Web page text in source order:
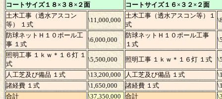
コートサイズ１８×３８×２面
コートサイズ１６×３２×２面
土木工事（透水アスコン
等） １式
\11,000,000
土木工事（透水アスコン等）１
式
防球ネットＨ１０ポール工
事 １式
\6,000,000
防球ネットＨ１０ポール工事
１式
照明工事 １ｋｗ＊１６灯 １
式
\5,500,000 照明工事 １ｋｗ＊１６灯 １式
人工芝及び備品 １式 \13,200,000 人工芝及び備品 １式
諸経費 １式
\1,650,000 諸経費 １式
合計
\37,350,000 合計